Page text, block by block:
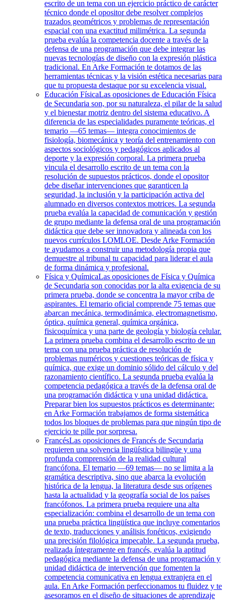
escrito de un tema con un ejercicio práctico de carácter
técnico donde el opositor debe resolver complejos
trazados geométricos y problemas de representación
espacial con una exactitud milimétrica. La segunda
prueba evalúa la competencia docente a través de la
defensa de una programación que debe integrar las
nuevas tecnologías de diseño con la expresión plástica
tradicional. En Arke Formación te dotamos de las
herramientas técnicas y la visión estética necesarias para
que tu propuesta destaque por su excelencia visual.
Educación FísicaLas oposiciones de Educación Física
de Secundaria son, por su naturaleza, el pilar de la salud
y el bienestar motriz dentro del sistema educativo. A
diferencia de las especialidades puramente teóricas, el
temario —65 temas— integra conocimientos de
fisiología, biomecánica y teoría del entrenamiento con
aspectos sociológicos y pedagógicos aplicados al
deporte y la expresión corporal. La primera prueba
vincula el desarrollo escrito de un tema con la
resolución de supuestos prácticos, donde el opositor
debe diseñar intervenciones que garanticen la
seguridad, la inclusión y la participación activa del
alumnado en diversos contextos motrices. La segunda
prueba evalúa la capacidad de comunicación y gestión
de grupo mediante la defensa oral de una programación
didáctica que debe ser innovadora y alineada con los
nuevos currículos LOMLOE. Desde Arke Formación
te ayudamos a construir una metodología propia que
demuestre al tribunal tu capacidad para liderar el aula
de forma dinámica y profesional.
Física y QuímicaLas oposiciones de Física y Química
de Secundaria son conocidas por la alta exigencia de su
primera prueba, donde se concentra la mayor criba de
aspirantes. El temario oficial comprende 75 temas que
abarcan mecánica, termodinámica, electromagnetismo,
óptica, química general, química orgánica,
fisicoquímica y una parte de geología y biología celular.
La primera prueba combina el desarrollo escrito de un
tema con una prueba práctica de resolución de
problemas numéricos y cuestiones teóricas de física y
química, que exige un dominio sólido del cálculo y del
razonamiento científico. La segunda prueba evalúa la
competencia pedagógica a través de la defensa oral de
una programación didáctica y una unidad didáctica.
Preparar bien los supuestos prácticos es determinante:
en Arke Formación trabajamos de forma sistemática
todos los bloques de problemas para que ningún tipo de
ejercicio te pille por sorpresa.
FrancésLas oposiciones de Francés de Secundaria
requieren una solvencia lingüística bilingüe y una
profunda comprensión de la realidad cultural
francófona. El temario —69 temas— no se limita a la
gramática descriptiva, sino que abarca la evolución
histórica de la lengua, la literatura desde sus orígenes
hasta la actualidad y la geografía social de los países
francófonos. La primera prueba requiere una alta
especialización: combina el desarrollo de un tema con
una prueba práctica lingüística que incluye comentarios
de texto, traducciones y análisis fonéticos, exigiendo
una precisión filológica impecable. La segunda prueba,
realizada íntegramente en francés, evalúa la aptitud
pedagógica mediante la defensa de una programación y
unidad didáctica de intervención que fomenten la
competencia comunicativa en lengua extranjera en el
aula. En Arke Formación perfeccionamos tu fluidez y te
asesoramos en el diseño de situaciones de aprendizaje